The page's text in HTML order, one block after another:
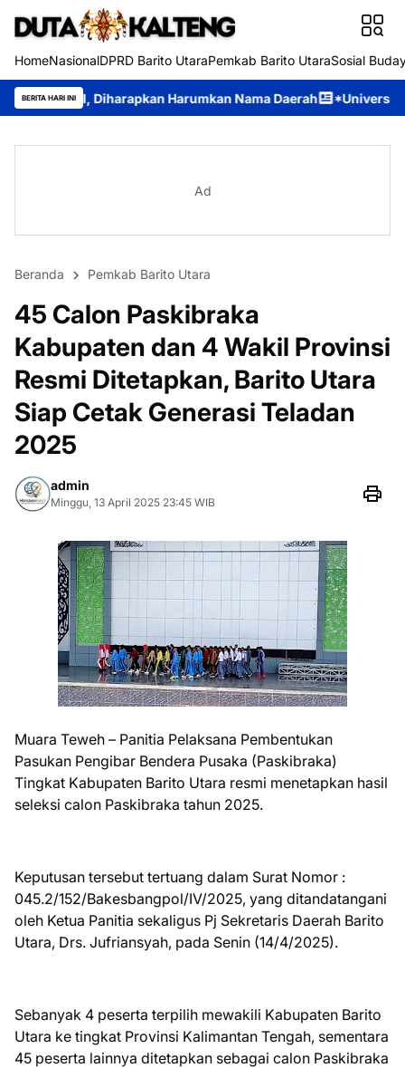
HomeNasionalDPRD Barito UtaraPemkab Barito UtaraSosial
BERITA HARI INIHarumkan Nama Daerah *Universitas Palangka Raya
Ad
Beranda Pemkab Barito Utara
45 Calon Paskibraka
Kabupaten dan 4 Wakil Provinsi
Resmi Ditetapkan, Barito Utara
Siap Cetak Generasi Teladan
2025
admin
Minggu, 13 April 2025 23:45 WIB
Muara Teweh – Panitia Pelaksana Pembentukan
Pasukan Pengibar Bendera Pusaka (Paskibraka)
Tingkat Kabupaten Barito Utara resmi menetapkan hasil
seleksi calon Paskibraka tahun 2025.
Keputusan tersebut tertuang dalam Surat Nomor :
045.2/152/Bakesbangpol/IV/2025, yang ditandatangani
oleh Ketua Panitia sekaligus Pj Sekretaris Daerah Barito
Utara, Drs. Jufriansyah, pada Senin (14/4/2025).
Sebanyak 4 peserta terpilih mewakili Kabupaten Barito
Utara ke tingkat Provinsi Kalimantan Tengah, sementara
45 peserta lainnya ditetapkan sebagai calon Paskibraka